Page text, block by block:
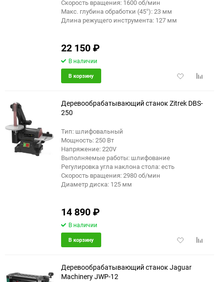
Скорость вращения: 1600 об/мин
Макс. глубина обработки (45°): 23 мм
Длина режущего инструмента: 127 мм
22 150₽
В наличии
Добавить
В корзину
Деревообрабатывающий станок Zitrek DBS-
250
Тип: шлифовальный
Мощность: 250 Вт
Напряжение: 220V
Выполняемые работы: шлифование
Регулировка угла наклона стола: есть
Скорость вращения: 2980 об/мин
Диаметр диска: 125 мм
14 890₽
В наличии
Добавить
В корзину
Деревообрабатывающий станок Jaguar
Machinery JWP-12